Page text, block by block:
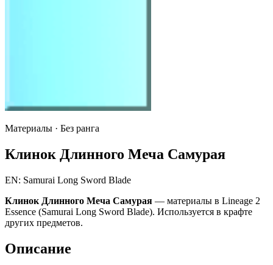
Материалы · Без ранга
Клинок Длинного Меча Самурая
EN: Samurai Long Sword Blade
Клинок Длинного Меча Самурая — материалы в Lineage 2
Essence (Samurai Long Sword Blade). Используется в крафте
других предметов.
Описание